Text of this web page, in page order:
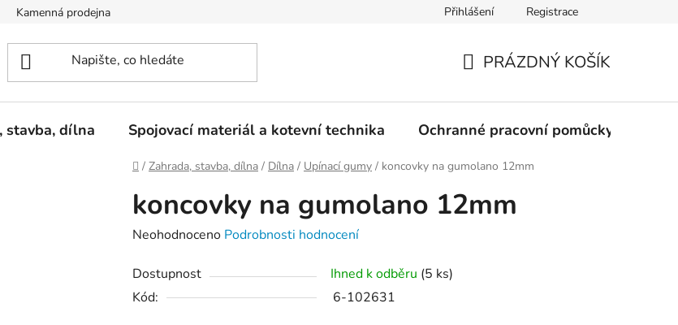
Kamenná prodejna Přihlášení Registrace
KOŠÍK
PRÁZDNÝ KOŠÍK
stavba, dílna Spojovací materiál a kotevní technika Ochranné pracovní pomůcky
Domů
/ Zahrada, stavba, dílna / Dílna / Upínací gumy / koncovky na gumolano 12mm
koncovky na gumolano 12mm
Průměrné
produktu
je
Neohodnoceno Podrobnosti hodnocení
Dostupnost Ihned k odběru (5 ks)
Kód:
6-102631